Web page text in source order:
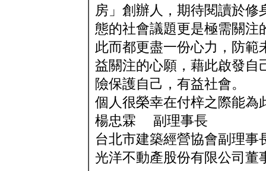
房」創辦人，期待閱讀於
態的社會議題更是極需關注
此而都更盡一份心力，防
益關注的心願，藉此啟發自
險保護自己，有益社會。
個人很榮幸在付梓之際能為
楊忠霖 副理事長
台北市建築經營協會副理事
光洋不動產股份有限公司董